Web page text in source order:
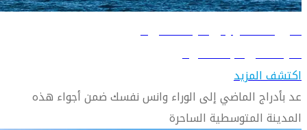
دليل السفر إلى الإسكندرية
تعرّف على الإسكندرية
اكتشف المزيد
عد بأدراج الماضي إلى الوراء وانس نفسك ضمن أجواء هذه
المدينة المتوسطية الساحرة